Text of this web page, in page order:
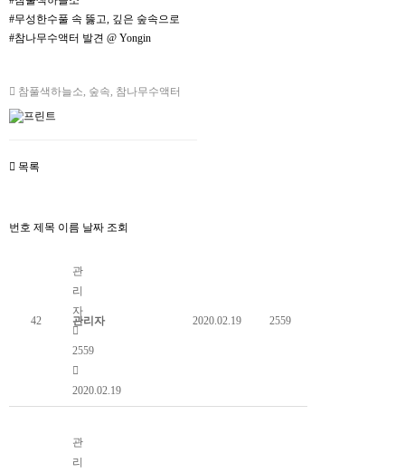
#무성한수풀 속 뚫고, 깊은 숲속으로
#참나무수액터 발견 @ Yongin
참풀색하늘소, 숲속, 참나무수액터
목록
번호 제목 이름 날짜 조회
42
관
리
자
2559
2020.02.19
관리자 2020.02.19 2559
관
리